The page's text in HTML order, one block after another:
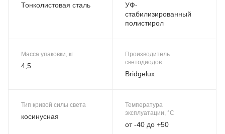
Тонколистовая сталь
УФ-
стабилизированный
полистирол
Масса упаковки, кг
4,5
Производитель
светодиодов
Bridgelux
Тип кривой силы света
косинусная
Температура
эксплуатации, °C
от -40 до +50